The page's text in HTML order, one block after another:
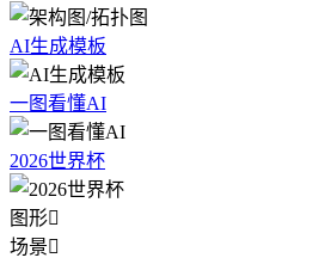
AI生成模板
一图看懂AI
2026世界杯
图形
场景